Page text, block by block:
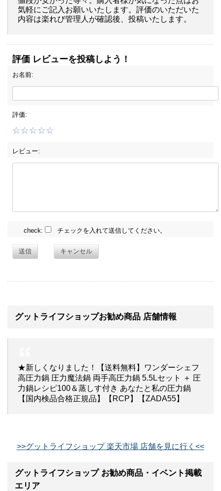
気軽にご記入お願いいたします。評価のいただいた
内容は楽れび管理人が確認後、投稿いたします。
評価 レビューを投稿しよう！
お名前:
評価:
レビュー:
check: チェックを入れて送信してください。
送信 キャンセル
グットライフショップお勧め商品 店舗情報
★新しくなりました！【送料無料】ワンダーシェフ
高圧力鍋 圧力魔法鍋 両手高圧力鍋 5.5Lセット ＋ 圧
力鍋レシピ100＆蒸しす付き あなたと私の圧力鍋
【国内検品合格正規品】【RCP】【ZADA55】
>>グットライフショップ 楽天市場 店舗を見に行く<<
グットライフショップ お勧め商品・イベント掲載
エリア